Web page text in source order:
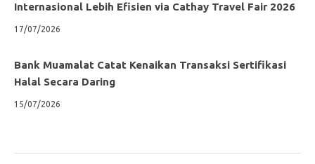
Internasional Lebih Efisien via Cathay Travel Fair 2026
17/07/2026
Bank Muamalat Catat Kenaikan Transaksi Sertifikasi
Halal Secara Daring
15/07/2026